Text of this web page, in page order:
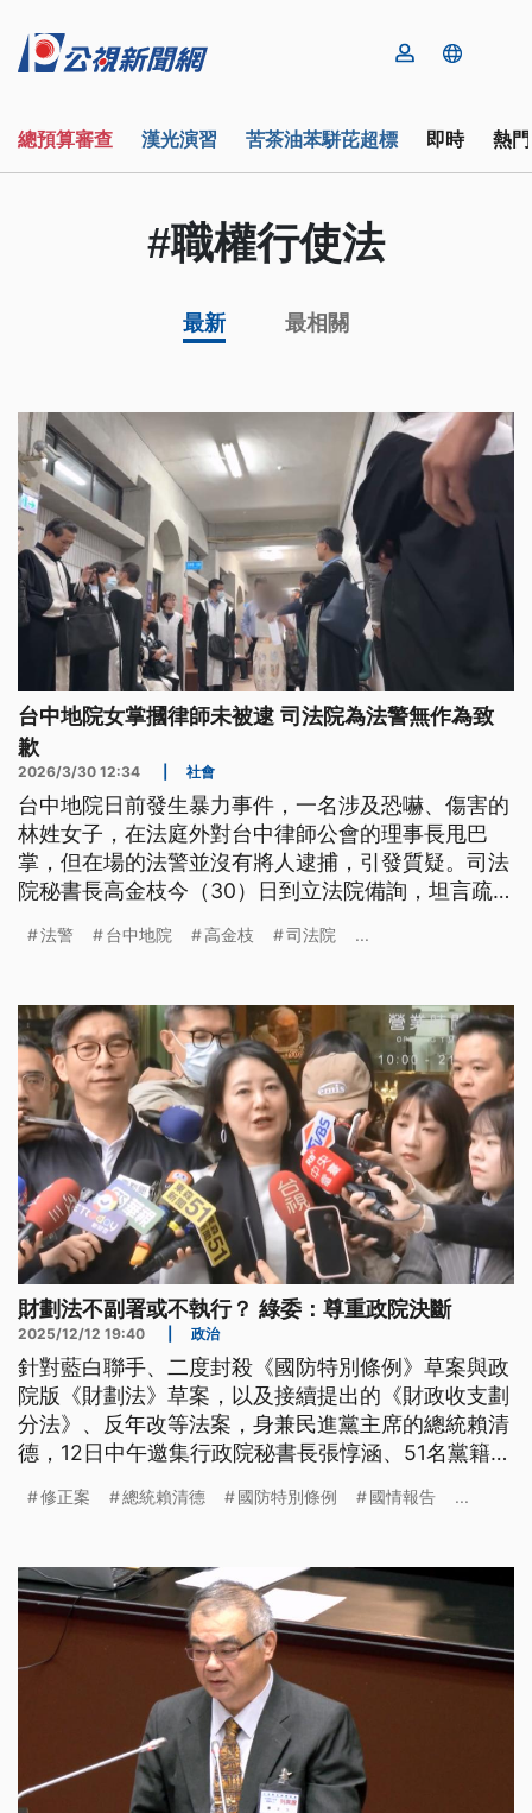
總預算審查 漢光演習 苦茶油苯駢芘超標 即時 熱
#職權行使法
最新 最相關
台中地院女掌摑律師未被逮 司法院為法警無作為致
歉
2026/3/30 12:34 社會
台中地院日前發生暴力事件，一名涉及恐嚇、傷害的
林姓女子，在法庭外對台中律師公會的理事長甩巴
掌，但在場的法警並沒有將人逮捕，引發質疑。司法
院秘書長高金枝今（30）日到立法院備詢，坦言疏失
法警 台中地院 高金枝 司法院 ...
財劃法不副署或不執行？ 綠委：尊重政院決斷
2025/12/12 19:40 政治
針對藍白聯手、二度封殺《國防特別條例》草案與政
院版《財劃法》草案，以及接續提出的《財政收支劃
分法》、反年改等法案，身兼民進黨主席的總統賴清
德，12日中午邀集行政院秘書長張惇涵、51名黨籍立
等憲政手段，有共識力挺行政院做最終決斷。另外針
法院提案、要求賴清德到立院做國情報告，已逕付二
讀交朝野協商。
修正案 總統賴清德 國防特別條例 國情報告 ...